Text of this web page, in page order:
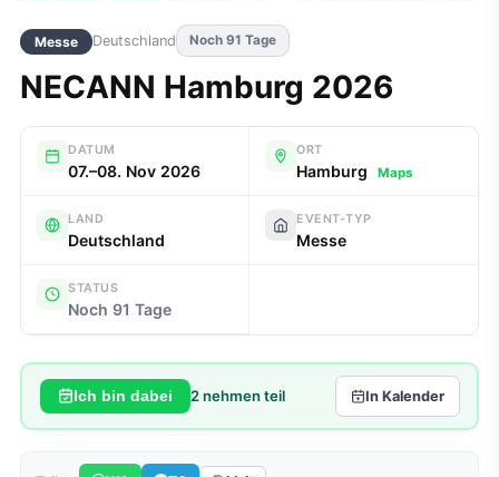
Messe Deutschland Noch 91 Tage
NECANN Hamburg 2026
DATUM
07.–08. Nov 2026
ORT
Hamburg Maps
LAND
Deutschland
EVENT-TYP
Messe
STATUS
Noch 91 Tage
Ich bin dabei 2nehmen teil In Kalender